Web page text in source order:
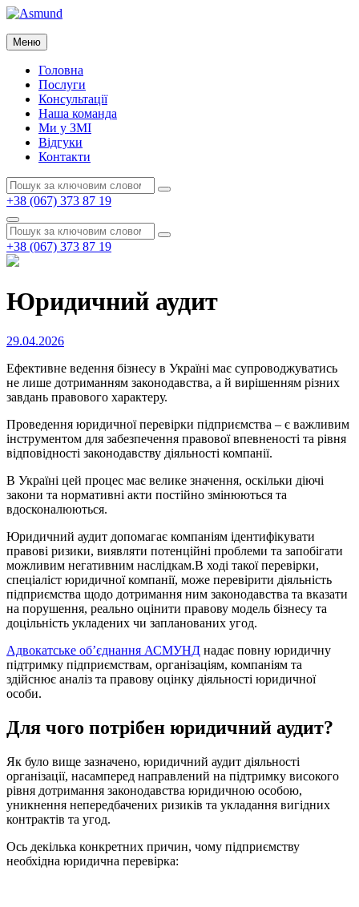
Перейти
вмісту
Asmund
Asmund
Меню
Головна
Послуги
Консультації
Наша команда
Ми у ЗМІ
Відгуки
Контакти
Пошук:
Пошук
+38 (067) 373 87 19
Пошук
Пошук:
Пошук
+38 (067) 373 87 19
Юридичний аудит
Опубліковано
29.04.2026
Ефективне ведення бізнесу в Україні має супроводжуватись
не лише дотриманням законодавства, а й вирішенням різних
завдань правового характеру.
Проведення юридичної перевірки підприємства – є важливим
інструментом для забезпечення правової впевненості та рівня
відповідності законодавству діяльності компанії.
В Україні цей процес має велике значення, оскільки діючі
закони та нормативні акти постійно змінюються та
вдосконалюються.
Юридичний аудит допомагає компаніям ідентифікувати
правові ризики, виявляти потенційні проблеми та запобігати
можливим негативним наслідкам.В ході такої перевірки,
спеціаліст юридичної компанії, може перевірити діяльність
підприємства щодо дотримання ним законодавства та вказати
на порушення, реально оцінити правову модель бізнесу та
доцільність укладених чи запланованих угод.
Адвокатське об’єднання АСМУНД надає повну юридичну
підтримку підприємствам, організаціям, компаніям та
здійснює аналіз та правову оцінку діяльності юридичної
особи.
Для чого потрібен юридичний аудит?
Як було вище зазначено, юридичний аудит діяльності
організації, насамперед направлений на підтримку високого
рівня дотримання законодавства юридичною особою,
уникнення непередбачених ризиків та укладання вигідних
контрактів та угод.
Ось декілька конкретних причин, чому підприємству
необхідна юридична перевірка: